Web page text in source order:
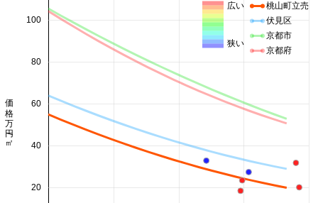
20
40
60
80
100
価格 万円/㎡
桃山町立売
伏見区
京都市
京都府
広い
狭い